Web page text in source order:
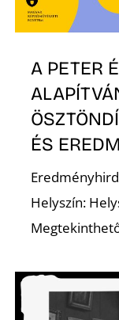
A PETER
ÉS
Helyszín: